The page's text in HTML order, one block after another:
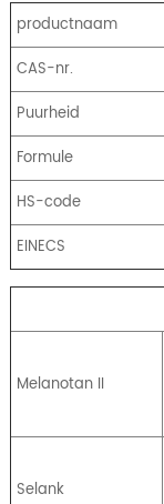
productnaam
CAS-nr.
Puurheid
Formule
HS-code
EINECS
Melanotan II
Selank